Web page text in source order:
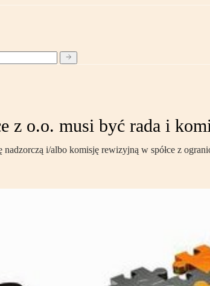
z o.o. musi być rada i
nadzorczą i/albo komisję rewizyjną w spółce z